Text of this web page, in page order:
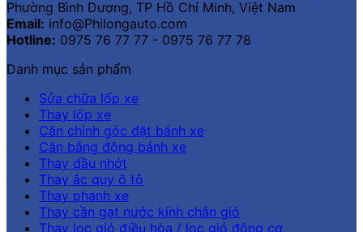
Phường Bình Dương, TP Hồ Chí Minh, Việt Nam
Email: info@Philongauto.com
Hotline: 0975 76 77 77 - 0975 76 77 78
Danh mục sản phẩm
Sửa chữa lốp xe
Thay lốp xe
Cân chỉnh góc đặt bánh xe
Cân bằng động bánh xe
Thay dầu nhớt
Thay ắc quy ô tô
Thay phanh xe
Thay cần gạt nước kính chắn gió
Thay lọc gió điều hòa / lọc gió động cơ